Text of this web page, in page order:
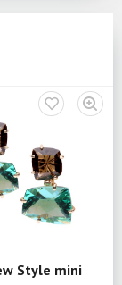
Style mini